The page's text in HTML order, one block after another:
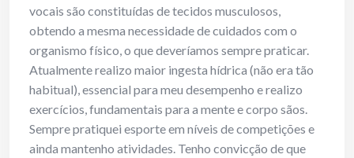
vocais são constituídas de tecidos musculosos,
obtendo a mesma necessidade de cuidados com o
organismo físico, o que deveríamos sempre praticar.
Atualmente realizo maior ingesta hídrica (não era tão
habitual), essencial para meu desempenho e realizo
exercícios, fundamentais para a mente e corpo sãos.
Sempre pratiquei esporte em níveis de competições e
ainda mantenho atividades. Tenho convicção de que